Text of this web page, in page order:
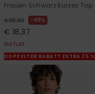
Frauen Schwarz Kurzes Top
€ 35,00 48%
€ 18,37
OUTLET
DOPPELTER RABATT EXTRA 25 %